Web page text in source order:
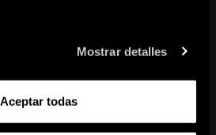
Mostrar detalles
Aceptar todas